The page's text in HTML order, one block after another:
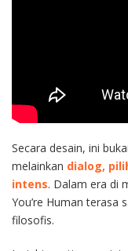
Secara desain, ini
melainkan dialog,
intens. Dalam era di
You’re Human
filosofis.